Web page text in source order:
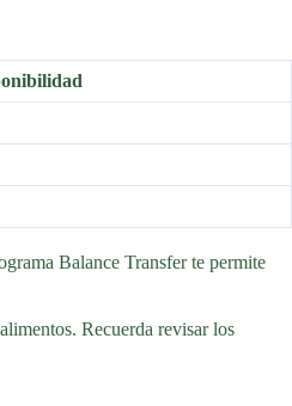
Balance Transfer te permite
Recuerda revisar los